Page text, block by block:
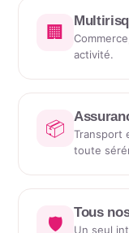
🏢
activité.
📦
Transport
toute
🛡️
Tous
Un seul